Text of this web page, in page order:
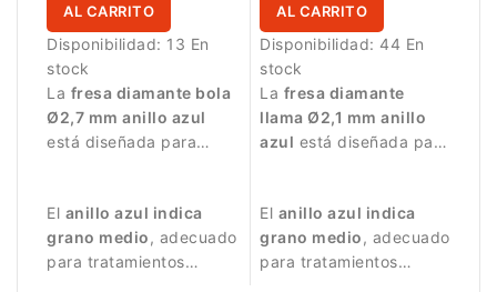
AL CARRITO
Disponibilidad: 13 En
stock
La fresa diamante bola
Ø2,7 mm anillo azul
está diseñada para
El anillo azul indica
grano medio, adecuado
para tratamientos
AL CARRITO
Disponibilidad: 44 En
stock
La fresa diamante
llama Ø2,1 mm anillo
azul está diseñada para
El anillo azul indica
grano medio, adecuado
para tratamientos